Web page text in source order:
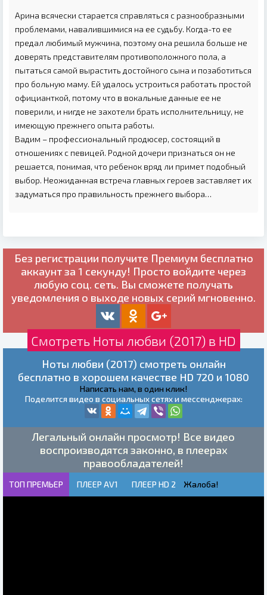
Арина всячески старается справляться с разнообразными
проблемами, навалившимися на ее судьбу. Когда-то ее
предал любимый мужчина, поэтому она решила больше не
доверять представителям противоположного пола, а
пытаться самой вырастить достойного сына и позаботиться
про больную маму. Ей удалось устроиться работать простой
официанткой, потому что в вокальные данные ее не
поверили, и нигде не захотели брать исполнительницу, не
имеющую прежнего опыта работы.
Вадим – профессиональный продюсер, состоящий в
отношениях с певицей. Родной дочери признаться он не
решается, понимая, что ребенок вряд ли примет подобный
выбор. Неожиданная встреча главных героев заставляет их
задуматься про правильность прежнего выбора…
Без регистрации получите Премиум бесплатно
аккаунт за 1 секунду! Просто войдите через
любую соц. сеть. Вы сможете получать
уведомления о выходе новых серий мгновенно.
Смотреть Ноты любви (2017) в HD
Ноты любви (2017) смотреть онлайн
бесплатно в хорошем качестве HD 720 и 1080
Написать нам, в один клик!
Поделится видео в социальных сетях и мессенджерах:
Легальный онлайн просмотр! Все видео
воспроизводятся законно, в плеерах
правообладателей!
ТОП ПРЕМЬЕР ПЛЕЕР AV1 ПЛЕЕР HD 2 Жалоба!